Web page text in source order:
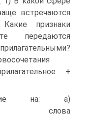
встречаются
признаки
передаются
+
на: а)
слова